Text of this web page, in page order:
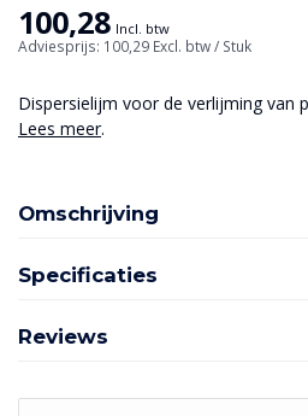
100,28 Incl. btw
Adviesprijs: 100,29 Excl. btw/ Stuk
Dispersielijm voor de verlijming van
Lees meer.
Omschrijving
Specificaties
Reviews